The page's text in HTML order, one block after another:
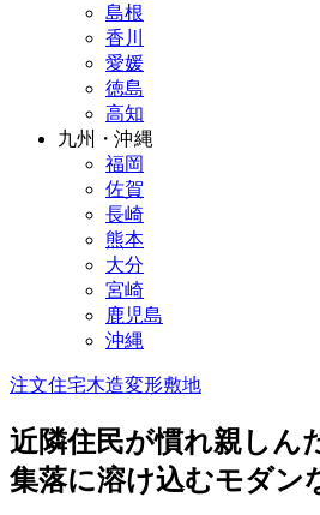
島根
香川
愛媛
徳島
高知
九州・沖縄
福岡
佐賀
長崎
熊本
大分
宮崎
鹿児島
沖縄
注文住宅木造変形敷地
近隣住民が慣れ親しん
集落に溶け込むモダン